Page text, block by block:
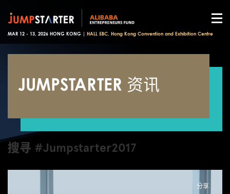
MAR 12 - 13, 2026 HONG KONG | HALL 5BC, Hong Kong Convention and Exhibition Centre
JUMPSTARTER 资讯
搜寻 #Jumpstarter2017
分享